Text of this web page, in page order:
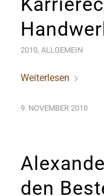
2010, ALLGEMEIN
Weiterlesen
9. NOVEMBER 2010
den